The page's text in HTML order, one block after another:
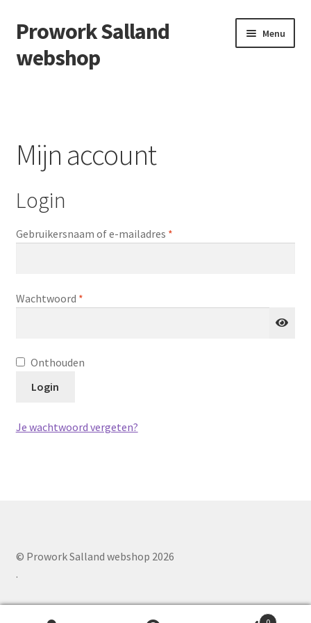
Ga
door
naar
Ga
naar
de
Prowork Salland
webshop
Menu
Mijn account
Mijn account
Login
Gebruikersnaam of e-mailadres *Vereist
Wachtwoord *Vereist
Onthouden
Login
Je wachtwoord vergeten?
© Prowork Salland webshop 2026
.